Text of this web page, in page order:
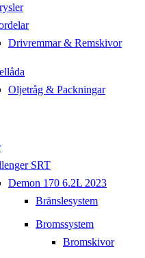
Drivremmar & Remskivor
Oljetråg & Packningar
SRT
Demon 170 6.2L 2023
Bränslesystem
Bromssystem
Bromskivor